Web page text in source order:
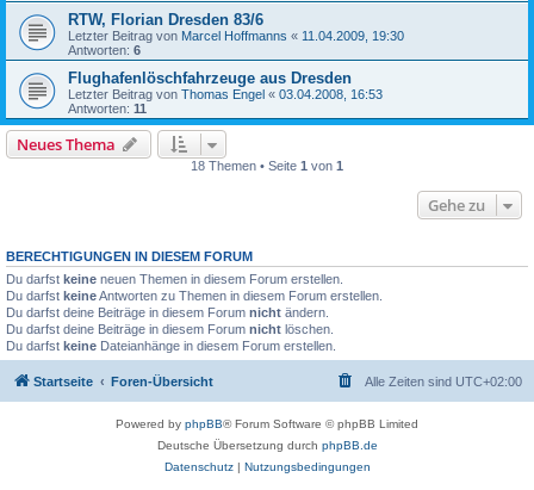
RTW, Florian Dresden 83/6
Letzter Beitrag von Marcel Hoffmanns « 11.04.2009, 19:30
Antworten: 6
Flughafenlöschfahrzeuge aus Dresden
Letzter Beitrag von Thomas Engel « 03.04.2008, 16:53
Antworten: 11
Neues Thema
18 Themen • Seite 1 von 1
Gehe zu
BERECHTIGUNGEN IN DIESEM FORUM
Du darfst keine neuen Themen in diesem Forum erstellen.
Du darfst keineAntworten zu Themen in diesem Forum erstellen.
Du darfst deine Beiträge in diesem Forum nicht ändern.
Du darfst deine Beiträge in diesem Forum nicht löschen.
Du darfst keine Dateianhänge in diesem Forum erstellen.
Startseite Foren-Übersicht Alle Zeiten sind UTC+02:00
Powered by phpBB® Forum Software © phpBB Limited
Deutsche Übersetzung durch phpBB.de
Datenschutz| Nutzungsbedingungen